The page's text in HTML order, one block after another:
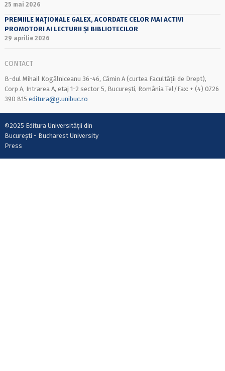
25 mai 2026
PREMIILE NAȚIONALE GALEX, ACORDATE CELOR MAI ACTIVI
PROMOTORI AI LECTURII ȘI BIBLIOTECILOR
29 aprilie 2026
CONTACT
B-dul Mihail Kogălniceanu 36-46, Cămin A (curtea Facultății de Drept),
Corp A, Intrarea A, etaj 1-2 sector 5, București, România Tel/Fax: + (4) 0726
390 815 editura@g.unibuc.ro
©2025 Editura Universității din
București - Bucharest University
Press